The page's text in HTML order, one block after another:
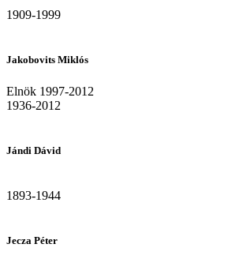
1909-1999
Jakobovits Miklós
Elnök 1997-2012
1936-2012
Jándi Dávid
1893-1944
Jecza Péter